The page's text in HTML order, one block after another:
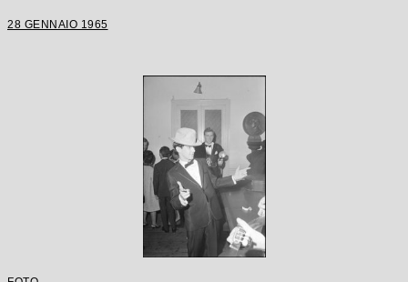
28 GENNAIO 1965